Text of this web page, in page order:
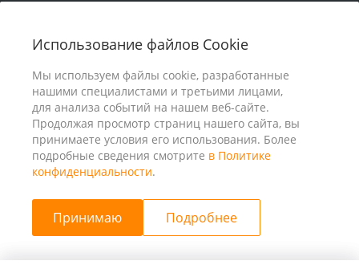
Использование файлов Cookie
Мы используем файлы cookie, разработанные
нашими специалистами и третьими лицами,
для анализа событий на нашем веб-сайте.
Продолжая просмотр страниц нашего сайта, вы
принимаете условия его использования. Более
подробные сведения смотрите в Политике
конфиденциальности.
Принимаю Подробнее